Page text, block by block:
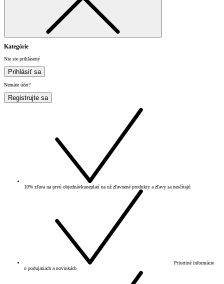
Kategórie
Nie ste prihlásený
Prihlásiť sa
Nemáte účet?
Registrujte sa
10% zľava na prvú objednávkuneplatí na už zľavnené produkty a zľavy sa nesčítajú
Prioritné informácie
o podujatiach a novinkách